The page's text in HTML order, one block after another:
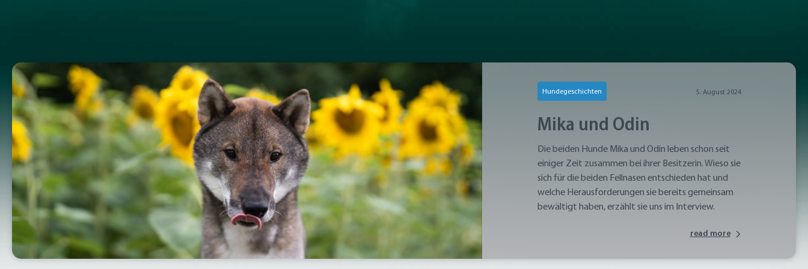
Hundegeschichten 5. August 2024
Mika und Odin
Die beiden Hunde Mika und Odin leben schon seit
einiger Zeit zusammen bei ihrer Besitzerin. Wieso sie
sich für die beiden Fellnasen entschieden hat und
welche Herausforderungen sie bereits gemeinsam
bewältigt haben, erzählt sie uns im Interview.
read more